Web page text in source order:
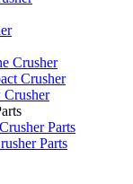
Crusher
Crusher
Crusher
Parts
Parts